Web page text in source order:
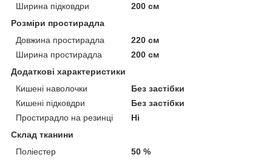
Ширина підковдри
200 см
Розміри простирадла
Довжина простирадла
220 см
Ширина простирадла
200 см
Додаткові характеристики
Кишені наволочки
Без застібки
Кишені підковдри
Без застібки
Простирадло на резинці
Ні
Склад тканини
Поліестер
50 %